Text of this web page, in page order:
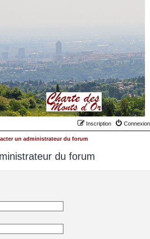
Connexion
Inscription
un administrateur du forum
du forum